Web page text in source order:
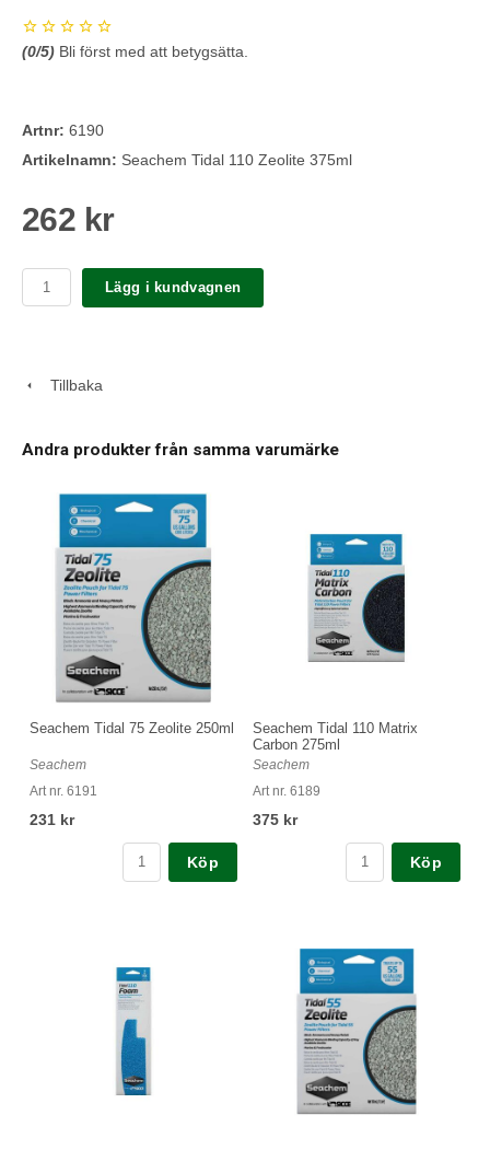
(0/5) Bli först med att betygsätta.
Artnr: 6190
Artikelnamn: Seachem Tidal 110 Zeolite 375ml
262 kr
Lägg i kundvagnen
Tillbaka
Andra produkter från samma varumärke
Seachem Tidal 75 Zeolite 250ml
Seachem
Art nr. 6191
231 kr
Köp
Seachem Tidal 110 Matrix
Carbon 275ml
Seachem
Art nr. 6189
375 kr
Köp